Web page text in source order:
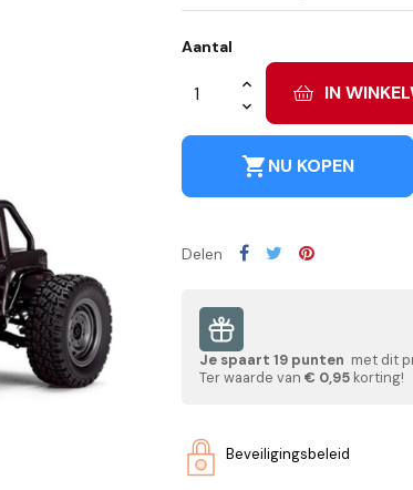
Aantal
IN
shopping_cartNU KOPEN
Delen
Je spaart 19 punten met dit
Ter waarde van € 0,95 korting!
Beveiligingsbeleid